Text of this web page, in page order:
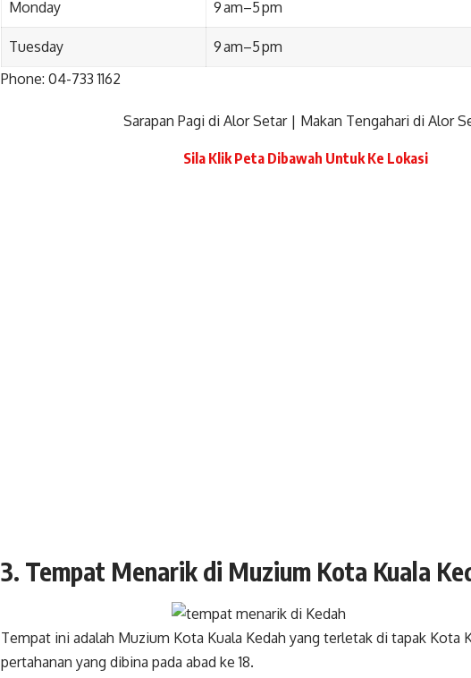
Monday 9 am–5 pm
Tuesday
9 am–5 pm
Phone: 04-733 1162
Sarapan Pagi di Alor Setar| Makan Tengahari di Alor
Sila Klik Peta Dibawah Untuk Ke Lokasi
3. Tempat Menarik di Muzium Kota Kuala
Tempat ini adalah Muzium Kota Kuala Kedah yang terletak di tapak Kota
pertahanan yang dibina pada abad ke 18.